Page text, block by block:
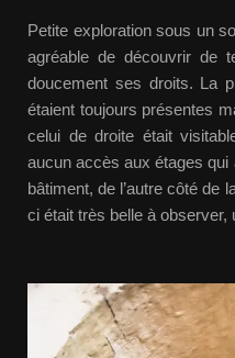
Petite exploration sous un
agréable de découvrir de
doucement ses droits. La
étaient toujours présentes
celui de droite était
aucun accès aux étages
bâtiment, de l’autre côté de
ci était très belle à